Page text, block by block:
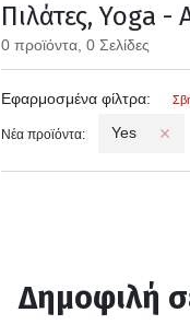
Πιλάτες, Yoga -
0 προϊόντα, 0 Σελίδες
Εφαρμοσμένα φίλτρα:
Νέα προϊόντα: Yes
Δημοφιλή